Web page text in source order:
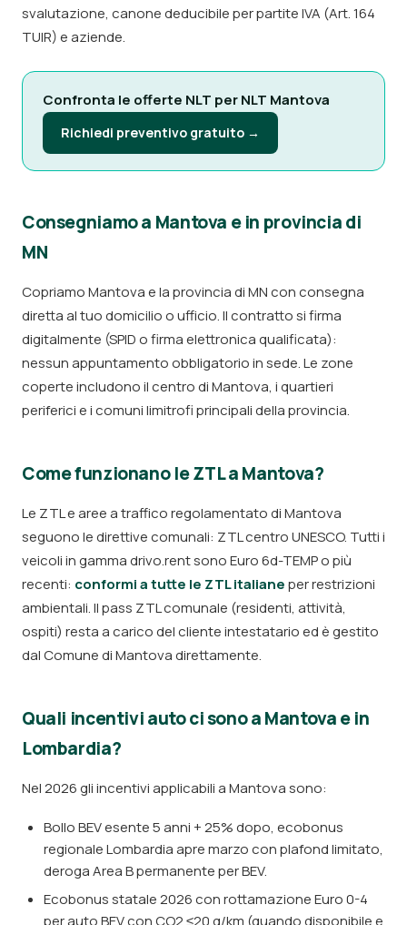
svalutazione, canone deducibile per partite IVA (Art. 164
TUIR) e aziende.
Confronta le offerte NLT per NLT Mantova
Richiedi preventivo gratuito →
Consegniamo a Mantova e in provincia di
MN
Copriamo Mantova e la provincia di MN con consegna
diretta al tuo domicilio o ufficio. Il contratto si firma
digitalmente (SPID o firma elettronica qualificata):
nessun appuntamento obbligatorio in sede. Le zone
coperte includono il centro di Mantova, i quartieri
periferici e i comuni limitrofi principali della provincia.
Come funzionano le ZTL a Mantova?
Le ZTL e aree a traffico regolamentato di Mantova
seguono le direttive comunali: ZTL centro UNESCO. Tutti i
veicoli in gamma drivo.rent sono Euro 6d-TEMP o più
recenti: conformi a tutte le ZTL italianeper restrizioni
ambientali. Il pass ZTL comunale (residenti, attività,
ospiti) resta a carico del cliente intestatario ed è gestito
dal Comune di Mantova direttamente.
Quali incentivi auto ci sono a Mantova e in
Lombardia?
Nel 2026 gli incentivi applicabili a Mantova sono:
Bollo BEV esente 5 anni + 25% dopo, ecobonus
regionale Lombardia apre marzo con plafond limitato,
deroga Area B permanente per BEV.
Ecobonus statale 2026 con rottamazione Euro 0-4
per auto BEV con CO2 ≤20 g/km (quando disponibile e